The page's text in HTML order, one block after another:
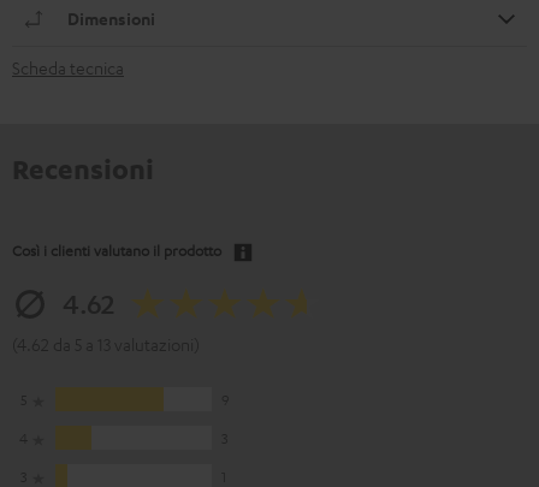
Dimensioni
Scheda tecnica
Così i clienti valutano il prodotto